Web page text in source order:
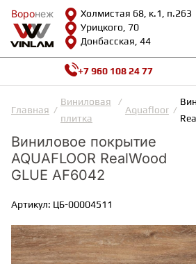
Воронеж
Холмистая 68, к.1, п.263
Урицкого, 70
Донбасская, 44
Воронеж
КАТАЛОГ
Возврат и гарантии
Сотрудничество
Вопросы и ответы
Полезная информация
Как выбрать
Калькулятор
О нас
Контакты
ВИНИЛОВАЯ
ИНЖЕНЕРНАЯ
+7 960 108 24 77
Главная
Виниловая
плитка
Aquafloor
Виниловое покрытие
AQUAFLOOR RealWood
GLUE AF6042
Артикул: ЦБ-00004511